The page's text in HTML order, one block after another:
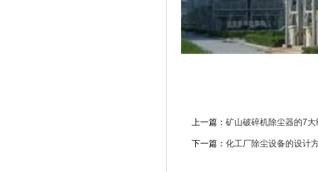
上一篇： 矿山破碎机除尘器的7大
下一篇： 化工厂除尘设备的设计